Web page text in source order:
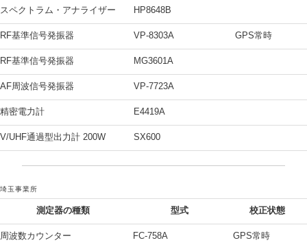
スペクトラム・アナライザー HP8648B
RF基準信号発振器 VP-8303A GPS常時
RF基準信号発振器 MG3601A
AF周波信号発振器 VP-7723A
精密電力計 E4419A
V/UHF通過型出力計 200W SX600
埼玉事業所
測定器の種類 型式 校正状態
周波数カウンター FC-758A GPS常時